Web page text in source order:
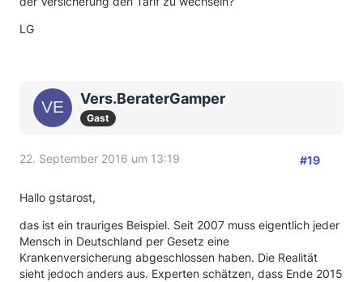
LG
Vers.BeraterGamper
Gast
22. September 2016 um 13:19 #19
Hallo gstarost,
das ist ein trauriges Beispiel. Seit 2007 muss eigentlich jeder
Mensch in Deutschland per Gesetz eine
Krankenversicherung abgeschlossen haben. Die Realität
sieht jedoch anders aus. Experten schätzen, dass Ende 2015